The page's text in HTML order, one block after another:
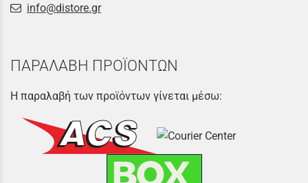
info@distore.gr
ΠΑΡΑΛΑΒΗ ΠΡΟΪΟΝΤΩΝ
Η παραλαβή των προϊόντων γίνεται μέσω: